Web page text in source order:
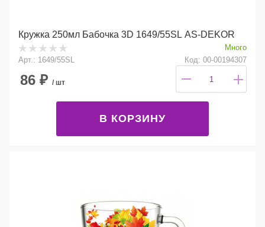
Кружка 250мл Бабочка 3D 1649/55SL AS-DEKOR
Много
Арт.: 1649/55SL
Код: 00-00194307
86 ₽ / шт
В КОРЗИНУ